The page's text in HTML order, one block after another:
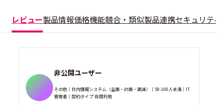
レビュー製品情報価格機能競合・類似製品連携セキュリテ
非公開ユーザー
その他｜社内情報システム（企画・計画・調達）｜50-100人未満｜IT
管理者｜契約タイプ 有償利用